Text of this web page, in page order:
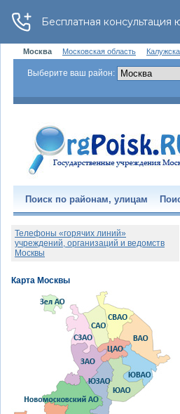
Москва Московская область
Выберите ваш район:
Поиск по районам, улицам
Телефоны «горячих линий»
учреждений, организаций и ведомств
Москвы